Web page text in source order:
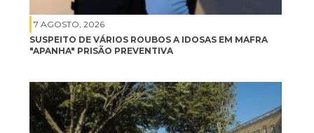
7 AGOSTO, 2026
SUSPEITO DE VÁRIOS ROUBOS A IDOSAS EM MAFRA
"APANHA" PRISÃO PREVENTIVA